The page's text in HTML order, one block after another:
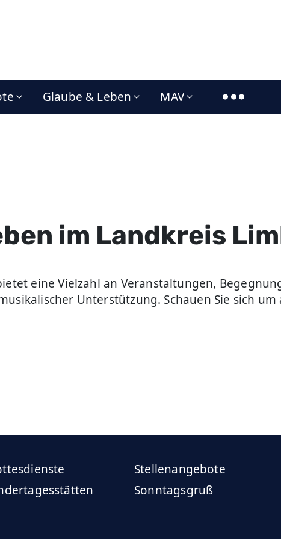
Glaube & Leben MAV
im Landkreis
eine Vielzahl an Veranstaltungen,
Unterstützung. Schauen Sie sich
Stellenangebote
Sonntagsgruß